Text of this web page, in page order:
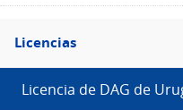
Filtro
Licencias
Licencias
Licencia de DAG de